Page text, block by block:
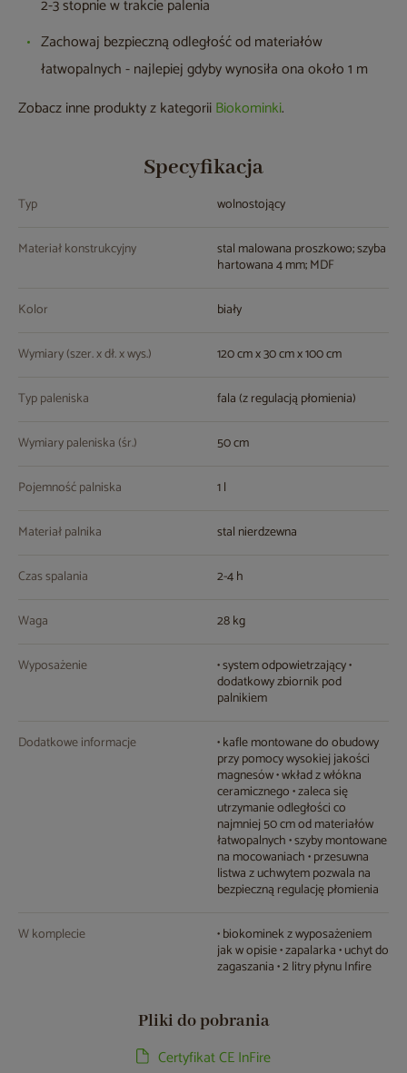
2-3 stopnie w trakcie palenia
Zachowaj bezpieczną odległość od materiałów
łatwopalnych - najlepiej gdyby wynosiła ona około 1 m
Zobacz inne produkty z kategoriiBiokominki.
Specyfikacja
Typ wolnostojący
Materiał konstrukcyjny stal malowana proszkowo; szyba
hartowana 4 mm; MDF
Kolor biały
Wymiary (szer. x dł. x wys.) 120 cm x 30 cm x 100 cm
Typ paleniska fala (z regulacją płomienia)
Wymiary paleniska (śr.) 50 cm
Pojemność palniska 1 l
Materiał palnika stal nierdzewna
Czas spalania 2-4 h
Waga 28 kg
Wyposażenie • system odpowietrzający •
dodatkowy zbiornik pod
palnikiem
Dodatkowe informacje • kafle montowane do obudowy
przy pomocy wysokiej jakości
magnesów • wkład z włókna
ceramicznego • zaleca się
utrzymanie odległości co
najmniej 50 cm od materiałów
łatwopalnych • szyby montowane
na mocowaniach • przesuwna
listwa z uchwytem pozwala na
bezpieczną regulację płomienia
W komplecie • biokominek z wyposażeniem
jak w opisie • zapalarka • uchyt do
zagaszania • 2 litry płynu Infire
Pliki do pobrania
Certyfikat CE InFire